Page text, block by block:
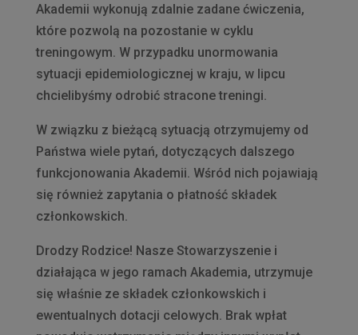
Akademii wykonują zdalnie zadane ćwiczenia,
które pozwolą na pozostanie w cyklu
treningowym. W przypadku unormowania
sytuacji epidemiologicznej w kraju, w lipcu
chcielibyśmy odrobić stracone treningi.
W związku z bieżącą sytuacją otrzymujemy od
Państwa wiele pytań, dotyczących dalszego
funkcjonowania Akademii. Wśród nich pojawiają
się również zapytania o płatność składek
członkowskich.
Drodzy Rodzice! Nasze Stowarzyszenie i
działająca w jego ramach Akademia, utrzymuje
się właśnie ze składek członkowskich i
ewentualnych dotacji celowych. Brak wpłat